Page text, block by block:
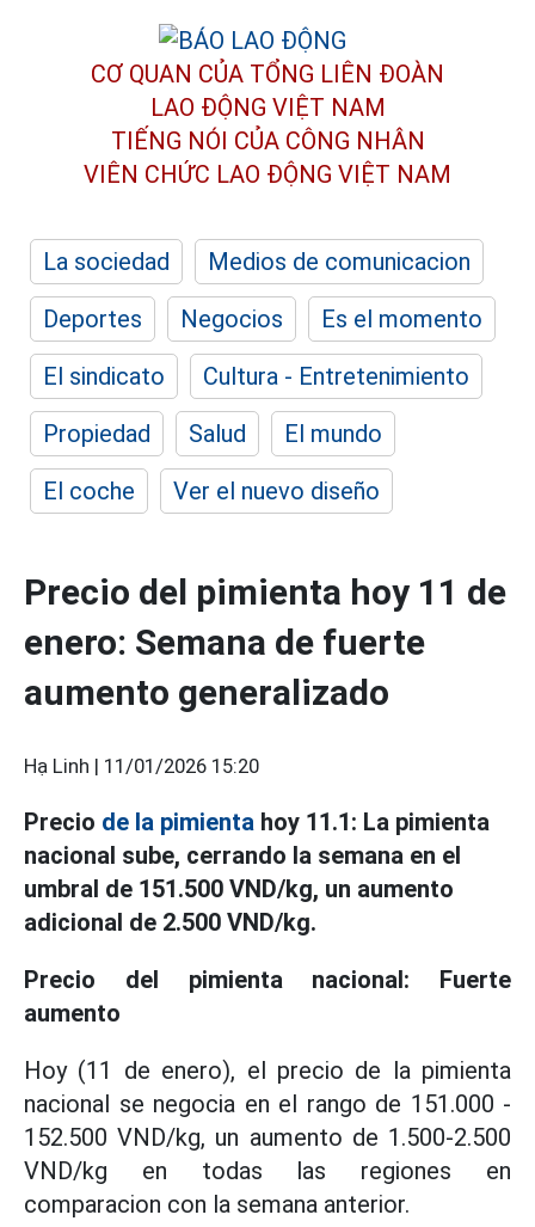
CƠ QUAN CỦA TỔNG LIÊN ĐOÀN
LAO ĐỘNG VIỆT NAM
TIẾNG NÓI CỦA CÔNG NHÂN
VIÊN CHỨC LAO ĐỘNG VIỆT NAM
La sociedad
Medios de comunicacion
Deportes
Negocios
Es el momento
El sindicato
Cultura - Entretenimiento
Propiedad
Salud
El mundo
El coche
Ver el nuevo diseño
Precio del pimienta hoy 11 de
enero: Semana de fuerte
aumento generalizado
Hạ Linh | 11/01/2026 15:20
Precio de la pimienta hoy 11.1: La pimienta
nacional sube, cerrando la semana en el
umbral de 151.500 VND/kg, un aumento
adicional de 2.500 VND/kg.
Precio del pimienta nacional: Fuerte
aumento
Hoy (11 de enero), el precio de la pimienta
nacional se negocia en el rango de 151.000 -
152.500 VND/kg, un aumento de 1.500-2.500
VND/kg en todas las regiones en
comparacion con la semana anterior.